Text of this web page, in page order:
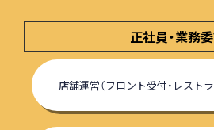
正社員・業務
店舗運営（フロント受付・レスト